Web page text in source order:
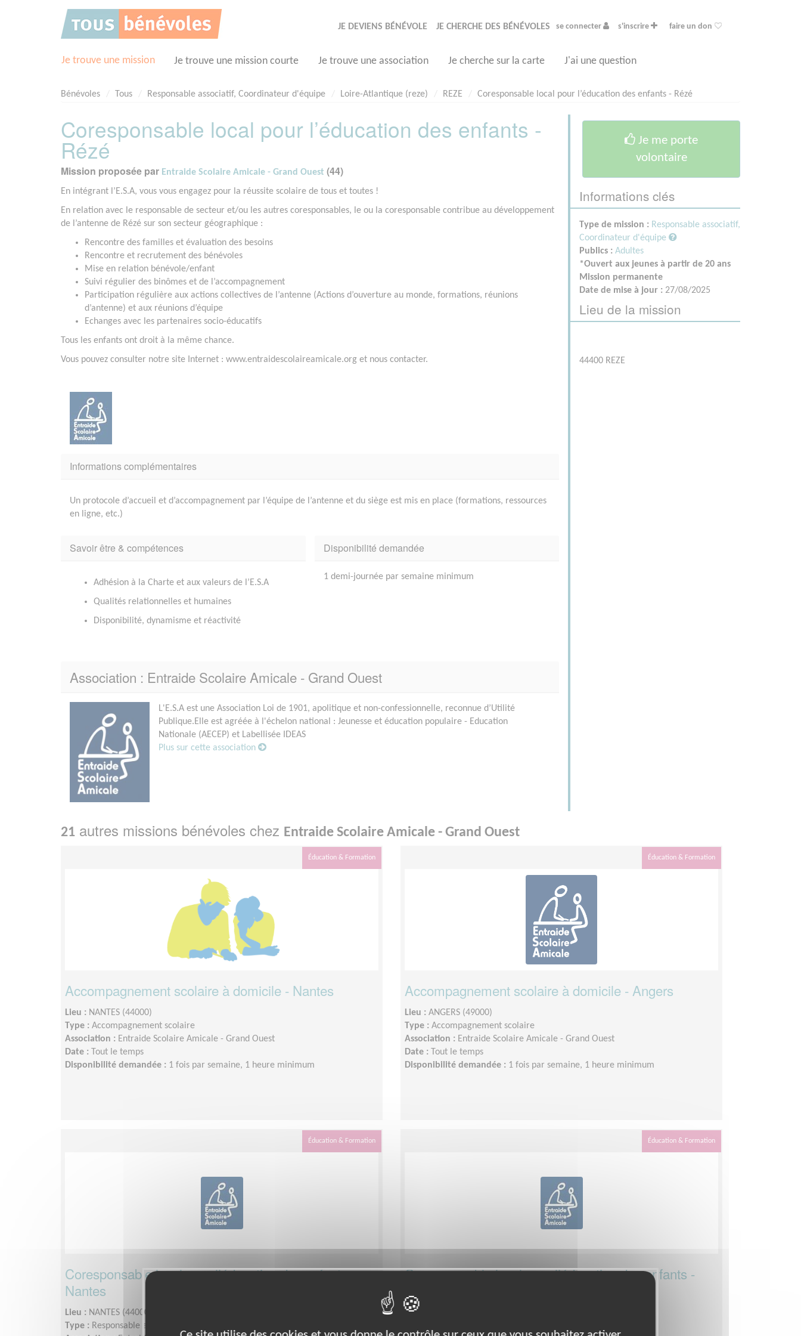
JE DEVIENS BÉNÉVOLE JE CHERCHE DES BÉNÉVOLES se connecter s'inscrire faire un don
Je trouve une mission Je trouve une mission courte Je trouve une association Je cherche sur la carte J'ai une question
Bénévoles Tous Responsable associatif, Coordinateur d'équipe Loire-Atlantique (reze) REZE Coresponsable local pour l’éducation des enfants - Rézé
Coresponsable local pour l’éducation des enfants -
Rézé
Mission proposée par Entraide Scolaire Amicale - Grand Ouest (44)
En intégrant l’E.S.A, vous vous engagez pour la réussite scolaire de tous et toutes !
En relation avec le responsable de secteur et/ou les autres coresponsables, le ou la coresponsable contribue au développement
de l’antenne de Rézé sur son secteur géographique :
Rencontre des familles et évaluation des besoins
Rencontre et recrutement des bénévoles
Mise en relation bénévole/enfant
Suivi régulier des binômes et de l’accompagnement
Participation régulière aux actions collectives de l’antenne (Actions d’ouverture au monde, formations, réunions
d’antenne) et aux réunions d’équipe
Echanges avec les partenaires socio-éducatifs
Tous les enfants ont droit à la même chance.
Vous pouvez consulter notre site Internet : www.entraidescolaireamicale.org et nous contacter.
Informations complémentaires
Un protocole d’accueil et d’accompagnement par l’équipe de l’antenne et du siège est mis en place (formations, ressources
en ligne, etc.)
Savoir être & compétences
Adhésion à la Charte et aux valeurs de l’E.S.A
Qualités relationnelles et humaines
Disponibilité, dynamisme et réactivité
Disponibilité demandée
1 demi-journée par semaine minimum
Association : Entraide Scolaire Amicale - Grand Ouest
L'E.S.A est une Association Loi de 1901, apolitique et non-confessionnelle, reconnue d’Utilité
Publique.Elle est agréée à l'échelon national : Jeunesse et éducation populaire - Education
Nationale (AECEP) et Labellisée IDEAS
Plus sur cette association
Je me porte
volontaire
Informations clés
Type de mission : Responsable associatif,
Coordinateur d'équipe
Publics : Adultes
*Ouvert aux jeunes à partir de 20 ans
Mission permanente
Date de mise à jour : 27/08/2025
Lieu de la mission
44400 REZE
21 autres missions bénévoles chez Entraide Scolaire Amicale - Grand Ouest
Éducation & Formation
Accompagnement scolaire à domicile - Nantes
Lieu : NANTES (44000)
Type : Accompagnement scolaire
Association : Entraide Scolaire Amicale - Grand Ouest
Date : Tout le temps
Disponibilité demandée : 1 fois par semaine, 1 heure minimum
Éducation & Formation
Accompagnement scolaire à domicile - Angers
Lieu : ANGERS (49000)
Type : Accompagnement scolaire
Association : Entraide Scolaire Amicale - Grand Ouest
Date : Tout le temps
Disponibilité demandée : 1 fois par semaine, 1 heure minimum
Éducation & Formation
Coresponsable local pour l’éducation des enfants -
Nantes
Lieu : NANTES (44000)
Type : Responsable associatif, Coordinateur d'équipe
Éducation & Formation
Coresponsable local pour l’éducation des enfants -
Lieu :